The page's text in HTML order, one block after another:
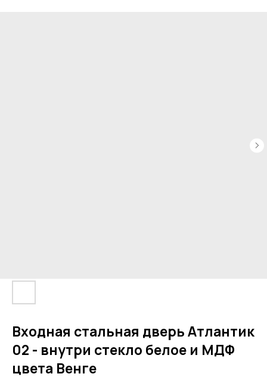
Входная стальная дверь Атлантик
02 - внутри стекло белое и МДФ
цвета Венге